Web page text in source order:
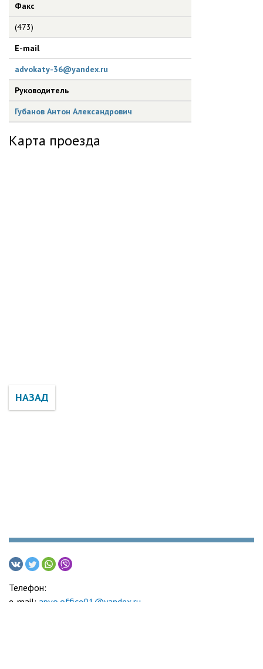
Факс
(473)
E-mail
advokaty-36@yandex.ru
Руководитель
Губанов Антон Александрович
Карта проезда
НАЗАД
Телефон:
e-mail: apvo.office01@yandex.ru